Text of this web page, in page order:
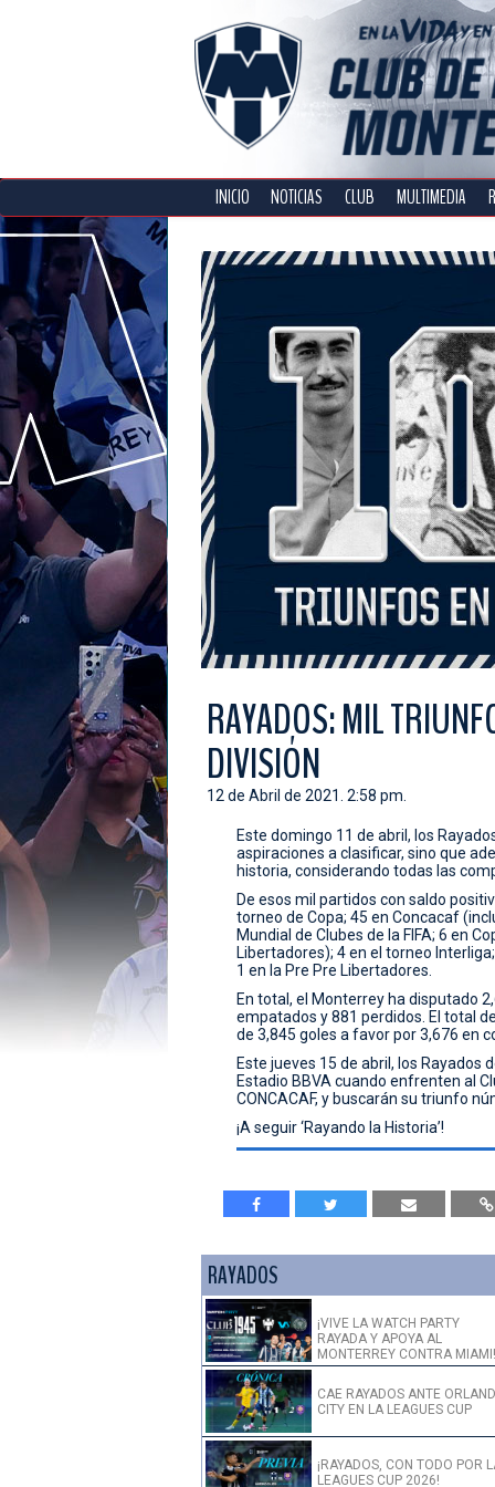
INICIO NOTICIAS CLUB MULTIMEDIA
RAYADOS: MIL
DIVISIÓN
12 de Abril de 2021. 2:58 pm.
Este domingo 11 de abril, los
aspiraciones a clasificar, sino que
historia, considerando todas las
De esos mil partidos con saldo
torneo de Copa; 45 en Concacaf
Mundial de Clubes de la FIFA; 6 en
Libertadores); 4 en el torneo
1 en la Pre Pre Libertadores.
En total, el Monterrey ha disputado
empatados y 881 perdidos. El total
de 3,845 goles a favor por 3,676 en
Este jueves 15 de abril, los
Estadio BBVA cuando enfrenten al
CONCACAF, y buscarán su triunfo
¡A seguir ‘Rayando la Historia’!
RAYADOS
¡VIVE LA WATCH PARTY
RAYADA Y APOYA AL
MONTERREY CONTRA MIAMI!
CAE RAYADOS ANTE
CITY EN LA LEAGUES CUP
¡RAYADOS, CON TODO POR
LEAGUES CUP 2026!